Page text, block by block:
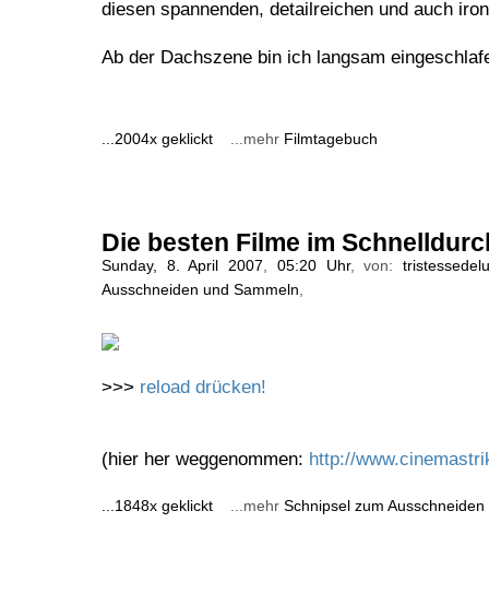
diesen spannenden, detailreichen und auch
Ab der Dachszene bin ich langsam
...2004x geklickt ...mehr Filmtagebuch
Die besten Filme im
Sunday, 8. April 2007, 05:20 Uhr, von:
Ausschneiden und Sammeln,
>>> reload drücken!
(hier her weggenommen: http://
...1848x geklickt ...mehr Schnipsel zum